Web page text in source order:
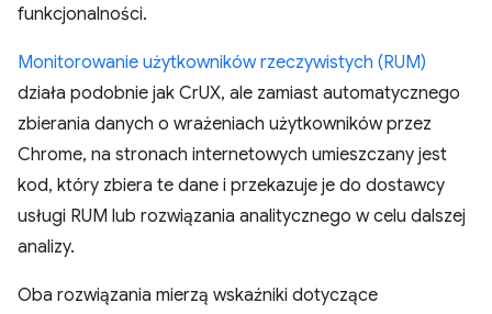
funkcjonalności.
Monitorowanie użytkowników rzeczywistych (RUM)
działa podobnie jak CrUX, ale zamiast automatycznego
zbierania danych o wrażeniach użytkowników przez
Chrome, na stronach internetowych umieszczany jest
kod, który zbiera te dane i przekazuje je do dostawcy
usługi RUM lub rozwiązania analitycznego w celu dalszej
analizy.
Oba rozwiązania mierzą wskaźniki dotyczące